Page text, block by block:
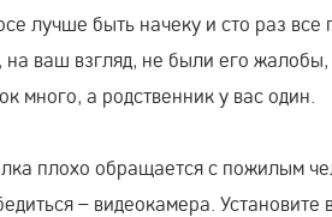
лучше быть начеку и сто раз
ваш взгляд, не были его жалобы,
много, а родственник у вас один.
плохо обращается с пожилым
– видеокамера.